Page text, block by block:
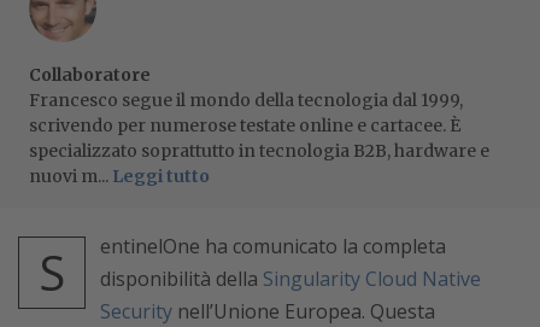
Collaboratore
Francesco segue il mondo della tecnologia dal 1999,
scrivendo per numerose testate online e cartacee. È
specializzato soprattutto in tecnologia B2B, hardware e
nuovi m... Leggi tutto
S
entinelOne ha comunicato la completa
disponibilità della Singularity Cloud Native
Security nell’Unione Europea. Questa